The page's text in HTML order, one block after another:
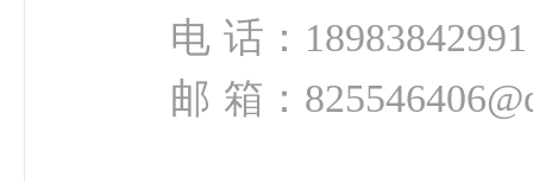
电 话： 18983842991
邮 箱：